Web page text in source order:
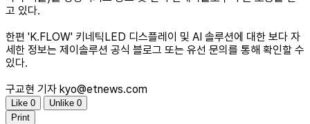
고 있다.
한편 'K.FLOW' 키네틱LED 디스플레이 및 AI 솔루션에 대한 보다 자
세한 정보는 제이솔루션 공식 블로그 또는 유선 문의를 통해 확인할 수
있다.
구교현 기자 kyo@etnews.com
Like 0 Unlike 0
Print